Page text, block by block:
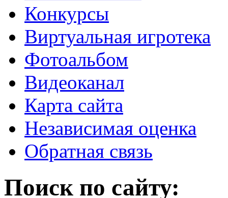
Конкурсы
Виртуальная игротека
Фотоальбом
Видеоканал
Карта сайта
Независимая оценка
Обратная связь
Поиск по сайту: